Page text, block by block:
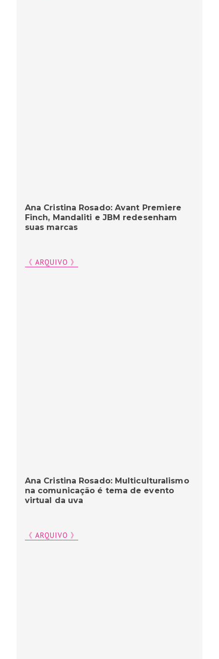
Ana Cristina Rosado: Avant Premiere
Finch, Mandaliti e JBM redesenham
suas marcas
《 ARQUIVO 》
Ana Cristina Rosado: Multiculturalismo
na comunicação é tema de evento
virtual da uva
《 ARQUIVO 》